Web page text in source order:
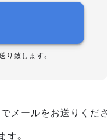
り致します。
メールをお送りくださ
。